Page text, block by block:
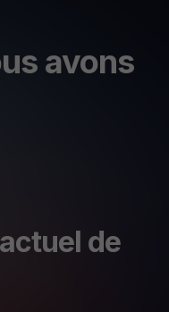
avons
de